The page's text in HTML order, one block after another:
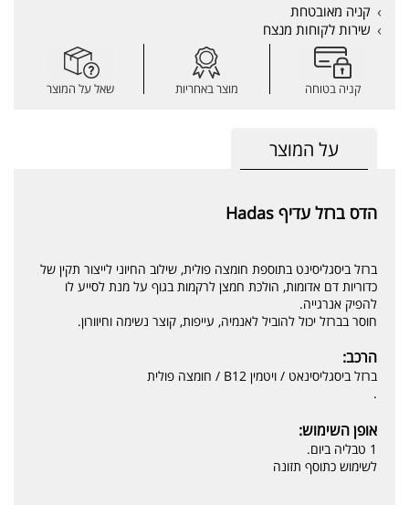
קניה מאובטחת
שירות לקוחות מנצח
קניה בטוחה מוצר באחריות שאל על המוצר
על המוצר
הדס ברזל עדיף Hadas
ברזל ביסגליסינט בתוספת חומצה פולית, שילוב החיוני לייצור תקין של
כדוריות דם אדומות, הולכת חמצן לרקמות בגוף על מנת לסייע לו
להפיק אנרגייה.
חוסר בברזל יכול להוביל לאנמיה, עייפות, קוצר נשימה וחיוורון.
הרכב:
ברזל ביסגליסינאט / ויטמין B12 / חומצה פולית
.
אופן השימוש:
1 טבליה ביום.
לשימוש כתוסף תזונה